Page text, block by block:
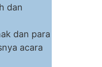
dan
dan para
acara